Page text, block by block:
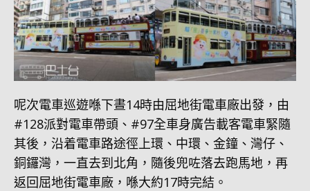
呢次電車巡遊喺下晝14時由屈地街電車廠出發，由
#128派對電車帶頭、#97全車身廣告載客電車緊隨
其後，沿着電車路途徑上環、中環、金鐘、灣仔、
銅鑼灣，一直去到北角，隨後兜咗落去跑馬地，再
返回屈地街電車廠，喺大約17時完結。